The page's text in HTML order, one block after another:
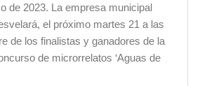
de 2023. La empresa municipal
el próximo martes 21 a las
de los finalistas y ganadores de la
de microrrelatos ‘Aguas de